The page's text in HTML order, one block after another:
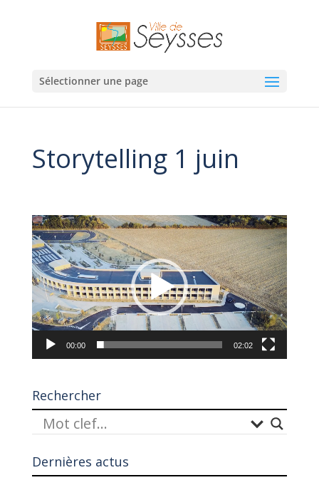
Sélectionner une page
Storytelling 1 juin
Lecteur
vidéo
00:00 02:02
Rechercher
Dernières actus